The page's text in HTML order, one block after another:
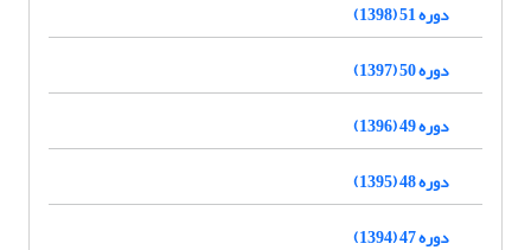
دوره 51 (1398)
دوره 50 (1397)
دوره 49 (1396)
دوره 48 (1395)
دوره 47 (1394)